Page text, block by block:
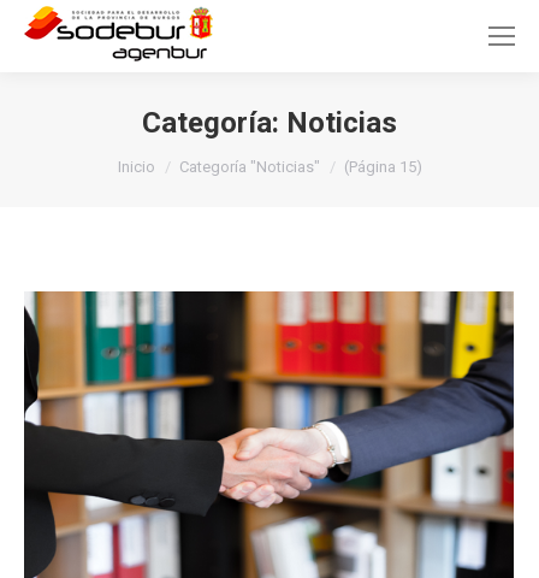
Categoría: Noticias
Inicio Categoría "Noticias" (Página 15)